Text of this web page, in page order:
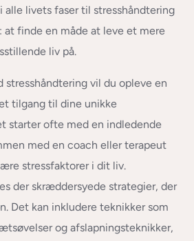
alle livets faser til stresshåndtering
finde en måde at leve et mere
liv på.
stresshåndtering vil du opleve en
tilgang til dine unikke
starter ofte med en indledende
med en coach eller terapeut
stressfaktorer i dit liv.
der skræddersyede strategier, der
Det kan inkludere teknikker som
og afslapningsteknikker,